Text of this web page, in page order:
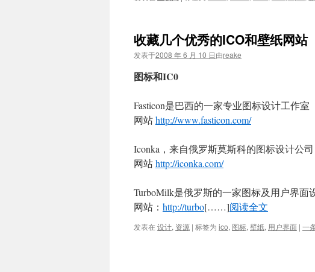
收藏几个优秀的ICO和壁纸网站
发表于2008 年 6 月 10 日由reake
图标和IC0
Fasticon是巴西的一家专业图标设计工作室
网站http://www.fasticon.com/
Iconka，来自俄罗斯莫斯科的图标设计公司
网站http://iconka.com/
TurboMilk是俄罗斯的一家图标及用户界面
网站： http://turbo[……]阅读全文
发表在设计, 资源 | 标签为 ico, 图标, 壁纸, 用户界面 | 一